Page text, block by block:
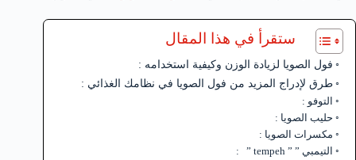
ستقرأ في هذا المقال
فول الصويا لزيادة الوزن وكيفية استخدامه :
طرق لإدراج المزيد من فول الصويا في نظامك الغذائي :
التوفو :
حليب الصويا :
مكسرات الصويا :
التيمبي ” ” tempeh ” :